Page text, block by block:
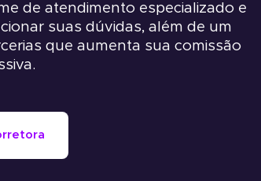
de atendimento especializado e
suas dúvidas, além de um
que aumenta sua comissão